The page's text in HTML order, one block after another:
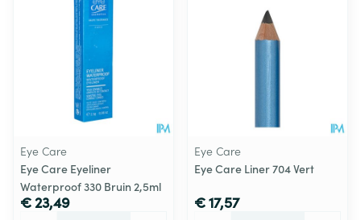
Eye Care
Eye Care Eyeliner
Waterproof 330 Bruin 2,5ml
€ 23,49
Eye Care
Eye Care Liner 704 Vert
€ 17,57